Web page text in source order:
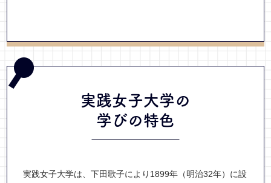
実践女子大学の
学びの特色
実践女子大学は、下田歌子により1899年（明治32年）に設